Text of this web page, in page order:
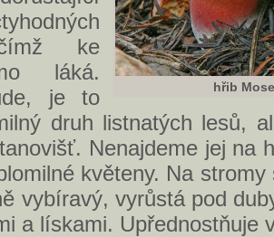
hřib
ke
láká.
je to
druh listnatých lesů,
Nenajdeme jej na
květeny. Na
vybíravý, vyrůstá pod
a lískami. Upřednostňuje